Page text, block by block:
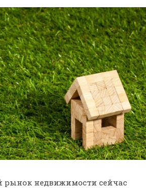
недвижимости сейчас